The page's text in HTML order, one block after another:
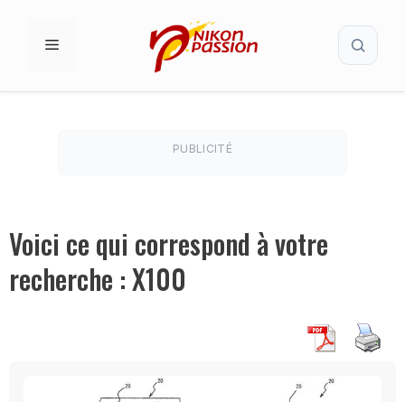
MENU
PUBLICITÉ
Voici ce qui correspond à votre
recherche : X100